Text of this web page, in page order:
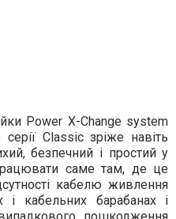
Power X-Change system
Classic зріже навіть
безпечний і простий у
саме там, де це
кабелю живлення
кабельних барабанах і
пошкодження